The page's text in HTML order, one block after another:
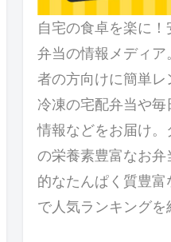
自宅の食卓を楽に
弁当の情報メディ
者の方向けに簡単
冷凍の宅配弁当や
情報などをお届け
の栄養素豊富なお
的なたんぱく質豊富
で人気ランキングを